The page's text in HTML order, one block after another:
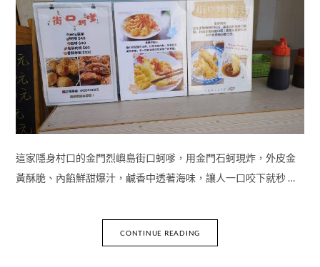
這家隱身村口的金門烈嶼島街口蚵嗲，用金門石蚵現炸，外皮金
黃酥脆、內餡鮮甜爆汁，鹹香中透著海味，讓人一口咬下就秒 …
CONTINUE READING